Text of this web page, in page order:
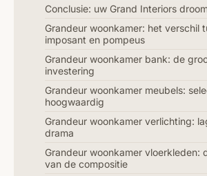
Conclusie: uw Grand Interiors
Grandeur woonkamer: het verschil
imposant en pompeus
Grandeur woonkamer bank: de
investering
Grandeur woonkamer meubels:
hoogwaardig
Grandeur woonkamer verlichting:
drama
Grandeur woonkamer vloerkleden:
van de compositie